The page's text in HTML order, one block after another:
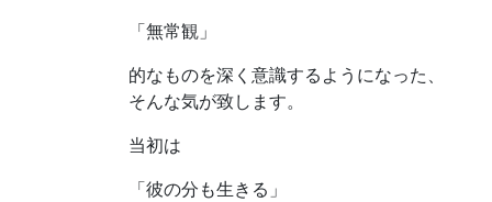
「無常観」
的なものを深く意識するようになった、
そんな気が致します。
当初は
「彼の分も生きる」